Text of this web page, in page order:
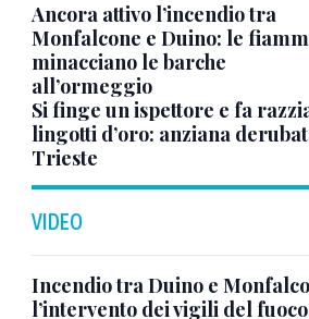
Ancora attivo l’incendio tra
Monfalcone e Duino: le
minacciano le barche
all’ormeggio
Si finge un ispettore e fa
lingotti d’oro: anziana
Trieste
VIDEO
Incendio tra Duino e
l’intervento dei vigili del fuoco